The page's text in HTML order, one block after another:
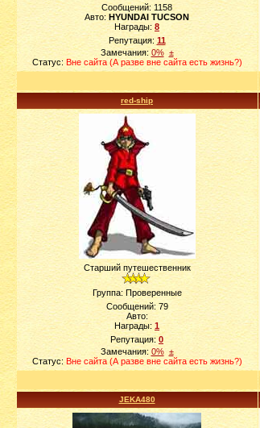
Сообщений: 1158
Авто: HYUNDAI TUCSON
Награды: 8
Репутация: 11
Замечания: 0% ±
Статус: Вне сайта (А разве вне сайта есть жизнь?)
red-ship
Старший путешественник
Группа: Проверенные
Сообщений: 79
Авто:
Награды: 1
Репутация:0
Замечания: 0% ±
Статус:Вне сайта (А разве вне сайта есть жизнь?)
JEKA480